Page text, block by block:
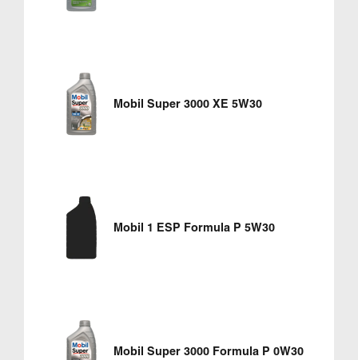
Mobil Super 3000 XE 5W30
Mobil 1 ESP Formula P 5W30
Mobil Super 3000 Formula P 0W30